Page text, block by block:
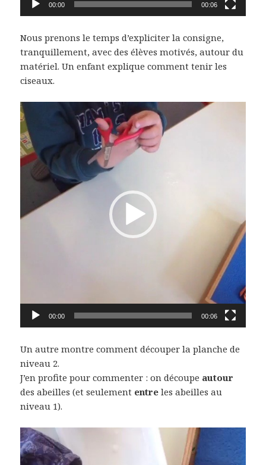
00:00 00:06
Nous prenons le temps d’expliciter la consigne,
tranquillement, avec des élèves motivés, autour du
matériel. Un enfant explique comment tenir les
ciseaux.
Lecteur
vidéo
00:00 00:06
Un autre montre comment découper la planche de
niveau 2.
J’en profite pour commenter : on découpe autour
des abeilles (et seulement entre les abeilles au
niveau 1).
Lecteur
vidéo